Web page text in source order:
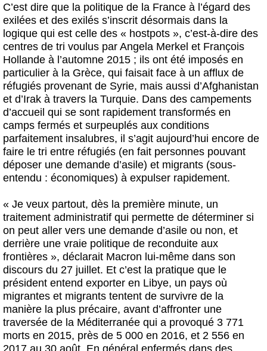
C’est dire que la politique de la France à l’égard des
exilées et des exilés s’inscrit désormais dans la
logique qui est celle des « hostpots », c’est-à-dire des
centres de tri voulus par Angela Merkel et François
Hollande à l’automne 2015 ; ils ont été imposés en
particulier à la Grèce, qui faisait face à un afflux de
réfugiés provenant de Syrie, mais aussi d’Afghanistan
et d’Irak à travers la Turquie. Dans des campements
d’accueil qui se sont rapidement transformés en
camps fermés et surpeuplés aux conditions
parfaitement insalubres, il s’agit aujourd’hui encore de
faire le tri entre réfugiés (en fait personnes pouvant
déposer une demande d’asile) et migrants (sous-
entendu : économiques) à expulser rapidement.
« Je veux partout, dès la première minute, un
traitement administratif qui permette de déterminer si
on peut aller vers une demande d’asile ou non, et
derrière une vraie politique de reconduite aux
frontières », déclarait Macron lui-même dans son
discours du 27 juillet. Et c’est la pratique que le
président entend exporter en Libye, un pays où
migrantes et migrants tentent de survivre de la
manière la plus précaire, avant d’affronter une
traversée de la Méditerranée qui a provoqué 3 771
morts en 2015, près de 5 000 en 2016, et 2 556 en